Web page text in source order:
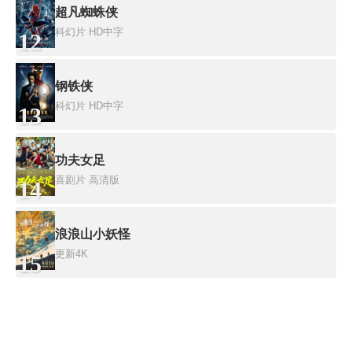
12
超凡蜘蛛侠
科幻片 HD中字
13
钢铁侠
科幻片 HD中字
14
功夫女足
喜剧片 高清版
15
浪浪山小妖怪
更新4K